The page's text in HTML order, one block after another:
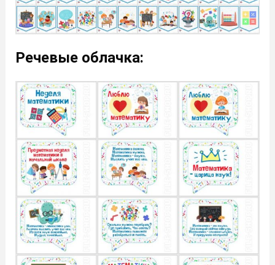
Речевые облачка: